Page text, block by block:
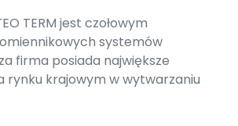
TERM jest czołowym
systemów
firma posiada największe
rynku krajowym w wytwarzaniu